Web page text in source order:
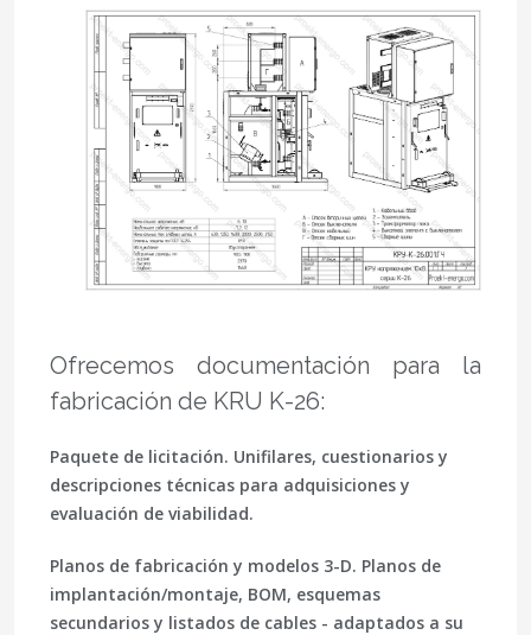
Ofrecemos documentación para la
fabricación de KRU K-26:
Paquete de licitación. Unifilares, cuestionarios y
descripciones técnicas para adquisiciones y
evaluación de viabilidad.
Planos de fabricación y modelos 3-D. Planos de
implantación/montaje, BOM, esquemas
secundarios y listados de cables - adaptados a su